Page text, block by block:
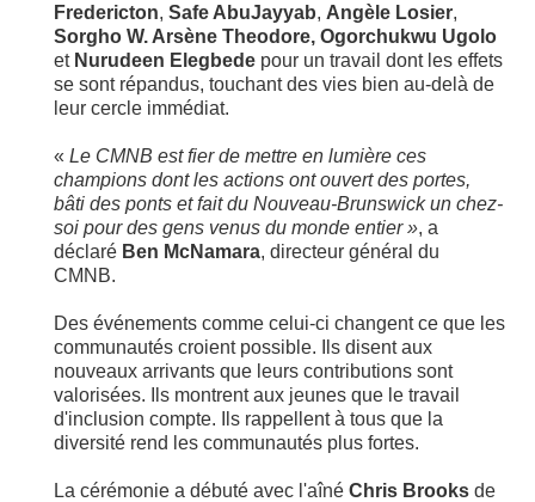
Fredericton,Safe AbuJayyab, Angèle Losier,
Sorgho W. Arsène Theodore, Ogorchukwu Ugolo
et Nurudeen Elegbede pour un travail dont les effets
se sont répandus, touchant des vies bien au-delà de
leur cercle immédiat.
« Le CMNB est fier de mettre en lumière ces
champions dont les actions ont ouvert des portes,
bâti des ponts et fait du Nouveau-Brunswick un chez-
soi pour des gens venus du monde entier », a
déclaré Ben McNamara, directeur général du
CMNB.
Des événements comme celui-ci changent ce que les
communautés croient possible. Ils disent aux
nouveaux arrivants que leurs contributions sont
valorisées. Ils montrent aux jeunes que le travail
d'inclusion compte. Ils rappellent à tous que la
diversité rend les communautés plus fortes.
La cérémonie a débuté avec l'aîné Chris Brooks de